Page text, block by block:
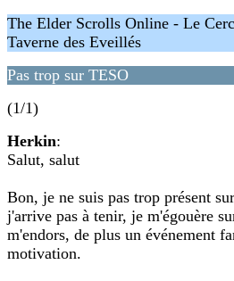
The Elder Scrolls Online - Le
Taverne des Eveillés
Pas trop sur TESO
(1/1)
Herkin:
Salut, salut
Bon, je ne suis pas trop présent
j'arrive pas à tenir, je m'égouère
m'endors, de plus un événement
motivation.